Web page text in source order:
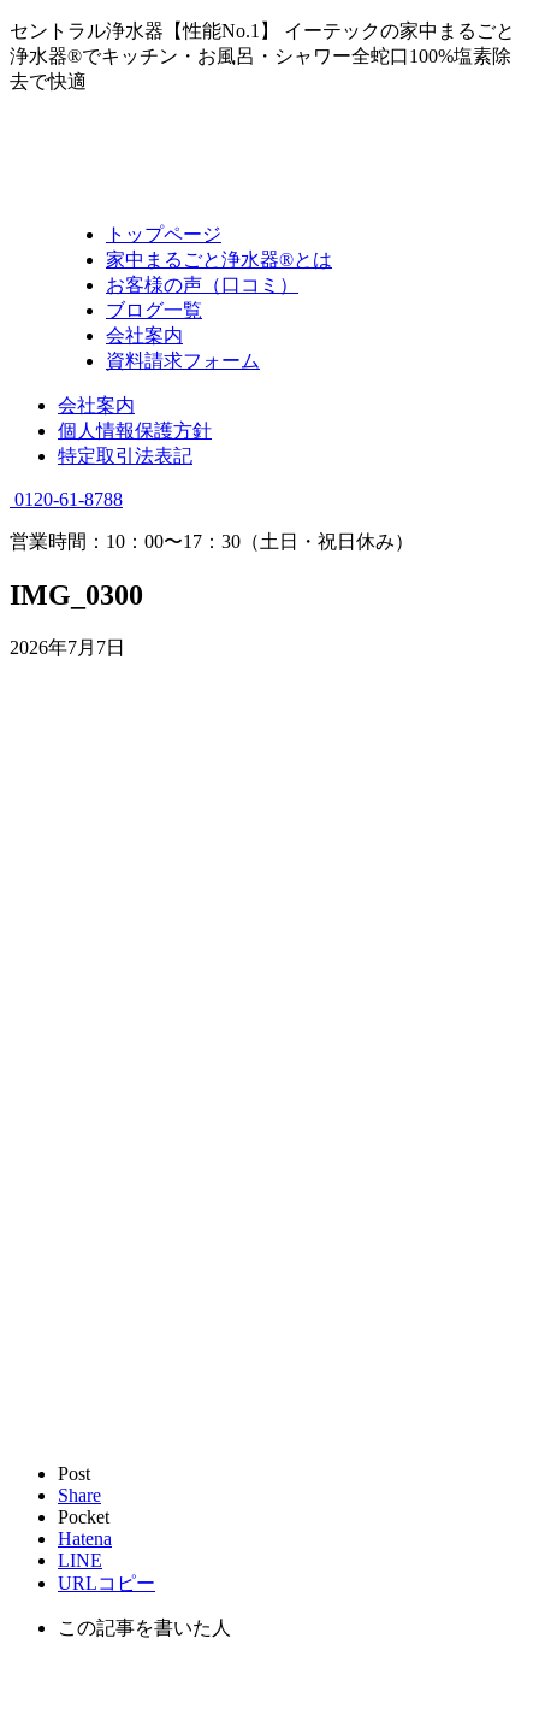
セントラル浄水器【性能No.1】 イーテックの家中まるごと
浄水器®でキッチン・お風呂・シャワー全蛇口100%塩素除
去で快適
トップページ
家中まるごと浄水器®とは
お客様の声（口コミ）
ブログ一覧
会社案内
資料請求フォーム
会社案内
個人情報保護方針
特定取引法表記
0120-61-8788
営業時間：10：00〜17：30（土日・祝日休み）
IMG_0300
2026年7月7日
Post
Share
Pocket
Hatena
LINE
URLコピー
この記事を書いた人